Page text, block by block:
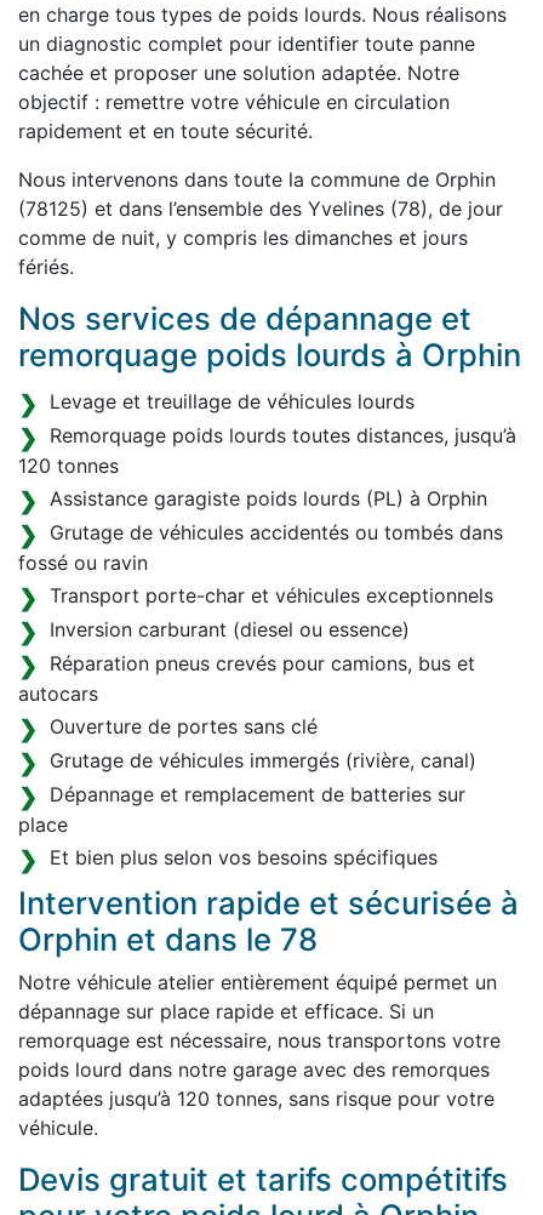
en charge tous types de poids lourds. Nous réalisons
un diagnostic complet pour identifier toute panne
cachée et proposer une solution adaptée. Notre
objectif : remettre votre véhicule en circulation
rapidement et en toute sécurité.
Nous intervenons dans toute la commune de Orphin
(78125) et dans l’ensemble des Yvelines (78), de jour
comme de nuit, y compris les dimanches et jours
fériés.
Nos services de dépannage et
remorquage poids lourds à Orphin
Levage et treuillage de véhicules lourds
Remorquage poids lourds toutes distances, jusqu’à
120 tonnes
Assistance garagiste poids lourds (PL) à Orphin
Grutage de véhicules accidentés ou tombés dans
fossé ou ravin
Transport porte-char et véhicules exceptionnels
Inversion carburant (diesel ou essence)
Réparation pneus crevés pour camions, bus et
autocars
Ouverture de portes sans clé
Grutage de véhicules immergés (rivière, canal)
Dépannage et remplacement de batteries sur
place
Et bien plus selon vos besoins spécifiques
Intervention rapide et sécurisée à
Orphin et dans le 78
Notre véhicule atelier entièrement équipé permet un
dépannage sur place rapide et efficace. Si un
remorquage est nécessaire, nous transportons votre
poids lourd dans notre garage avec des remorques
adaptées jusqu’à 120 tonnes, sans risque pour votre
véhicule.
Devis gratuit et tarifs compétitifs